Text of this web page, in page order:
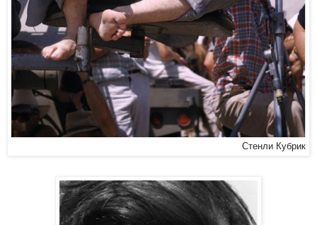
Стенли Кубрик